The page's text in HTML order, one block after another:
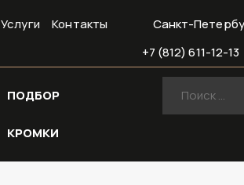
Услуги Контакты
Санкт-
+7 (812) 611-12-13
ПОДБОР
КРОМКИ